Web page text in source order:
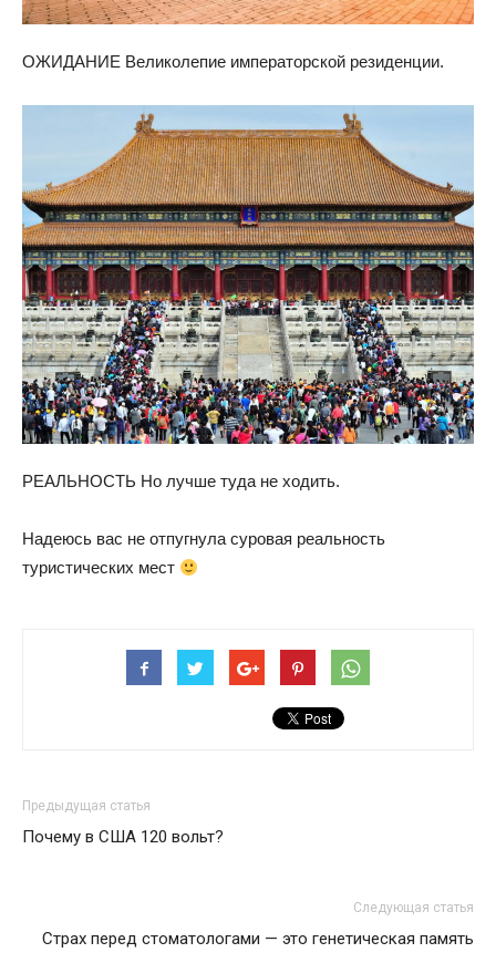
ОЖИДАНИЕ Великолепие императорской резиденции.
РЕАЛЬНОСТЬ Но лучше туда не ходить.
Надеюсь вас не отпугнула суровая реальность
туристических мест
Предыдущая статья
Почему в США 120 вольт?
Следующая статья
Страх перед стоматологами — это генетическая память